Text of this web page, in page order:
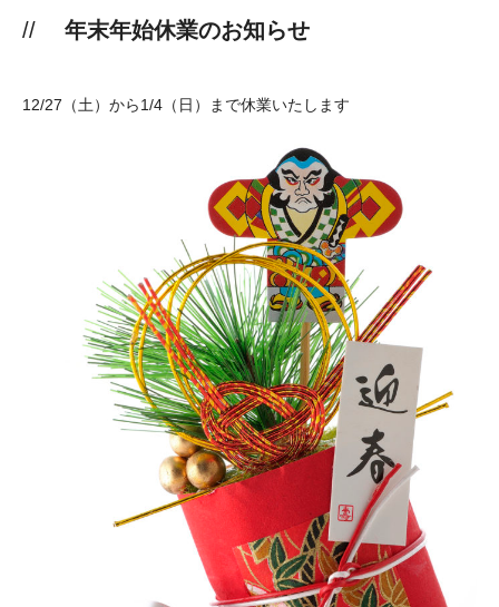
年末年始休業のお知らせ
12/27（土）から1/4（日）まで休業いたします